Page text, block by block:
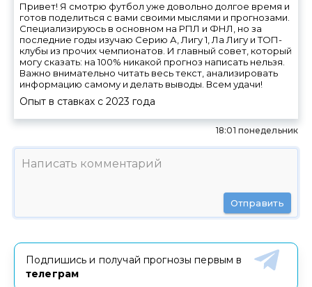
Привет! Я смотрю футбол уже довольно долгое время и
готов поделиться с вами своими мыслями и прогнозами.
Специализируюсь в основном на РПЛ и ФНЛ, но за
последние годы изучаю Серию А, Лигу 1, Ла Лигу и ТОП-
клубы из прочих чемпионатов. И главный совет, который
могу сказать: на 100% никакой прогноз написать нельзя.
Важно внимательно читать весь текст, анализировать
информацию самому и делать выводы. Всем удачи!
Опыт в ставках с 2023 года
18:01 понедельник
Отправить
Подпишись и получай прогнозы первым в
телеграм